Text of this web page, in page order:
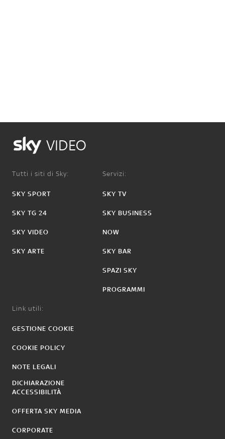
VIDEO
Tutti i siti di Sky:
SKY SPORT
SKY TG 24
SKY VIDEO
SKY ARTE
Servizi:
SKY TV
SKY BUSINESS
NOW
SKY BAR
SPAZI SKY
PROGRAMMI
Link utili:
GESTIONE COOKIE
COOKIE POLICY
NOTE LEGALI
DICHIARAZIONE
ACCESSIBILITÀ
OFFERTA SKY MEDIA
CORPORATE